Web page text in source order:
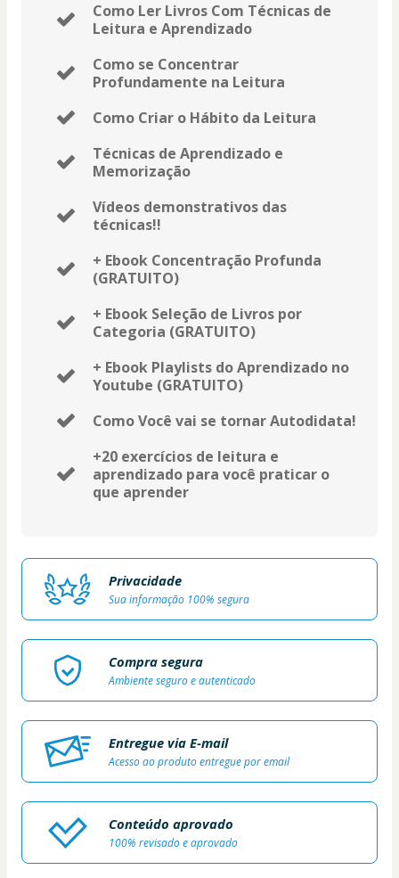
Como Ler Livros Com Técnicas de
Leitura e Aprendizado
Como se Concentrar
Profundamente na Leitura
Como Criar o Hábito da Leitura
Técnicas de Aprendizado e
Memorização
Vídeos demonstrativos das
técnicas!!
+ Ebook Concentração Profunda
(GRATUITO)
+ Ebook Seleção de Livros por
Categoria (GRATUITO)
+ Ebook Playlists do Aprendizado no
Youtube (GRATUITO)
Como Você vai se tornar Autodidata!
+20 exercícios de leitura e
aprendizado para você praticar o
que aprender
Privacidade
Sua informação 100% segura
Compra segura
Ambiente seguro e autenticado
Entregue via E-mail
Acesso ao produto entregue por email
Conteúdo aprovado
100% revisado e aprovado